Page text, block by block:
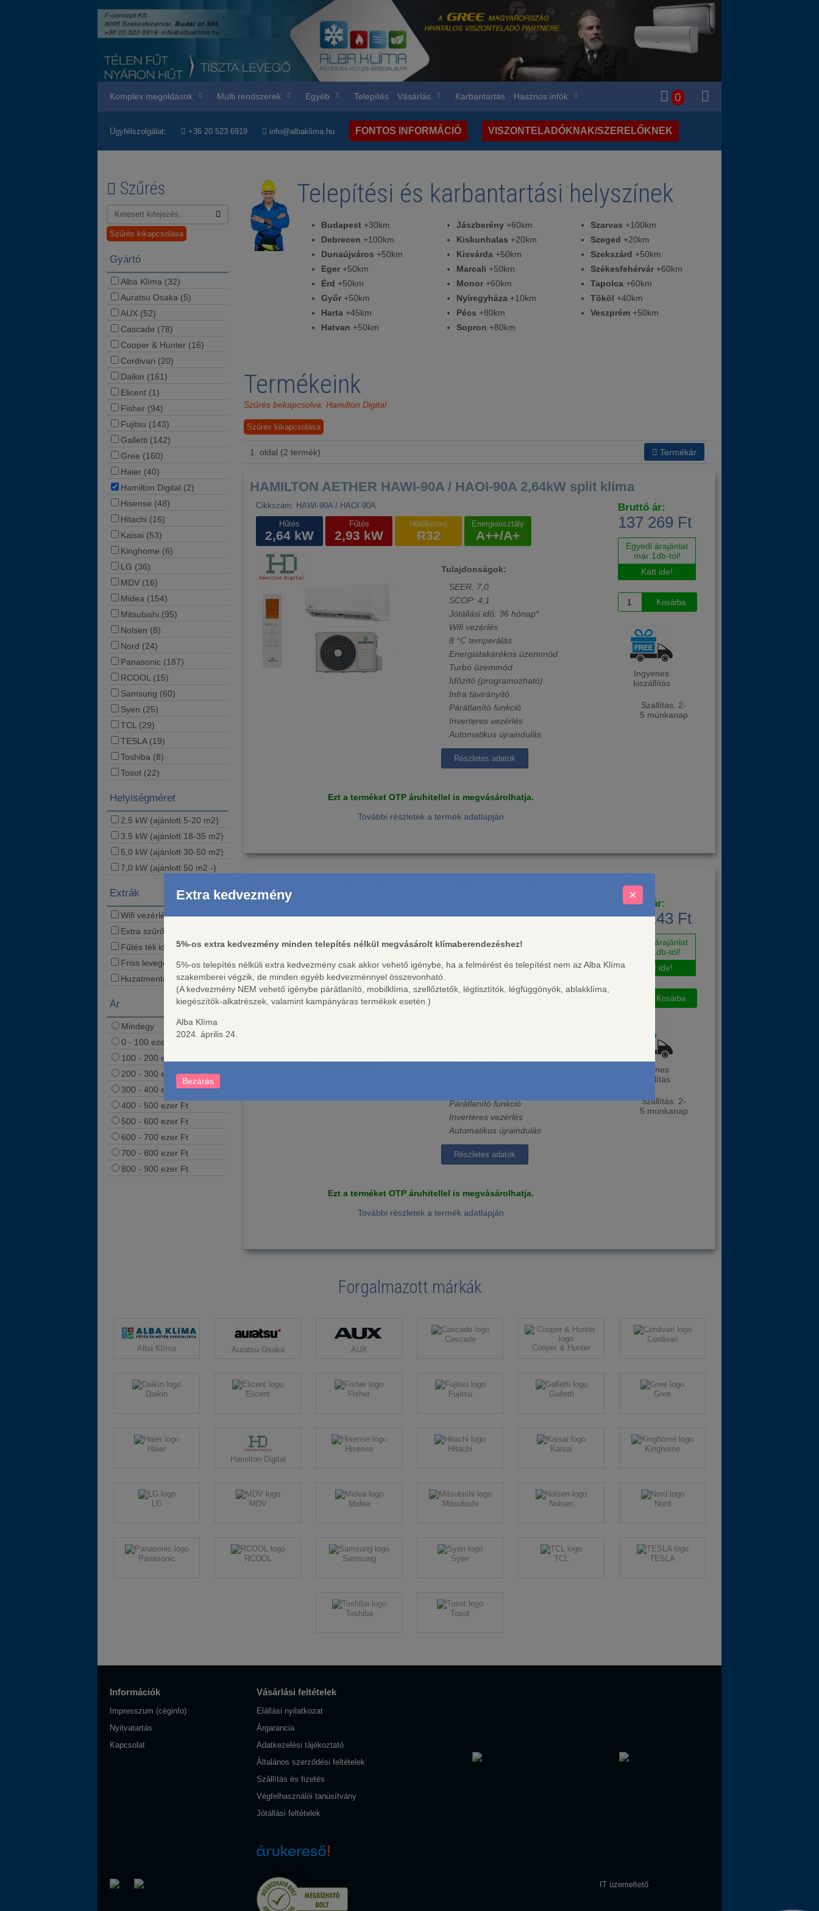
Komplex megoldások Multi rendszerek Egyéb Telepítés Vásárlás Karbantartás Hasznos infók 0
Ügyfélszolgálat: +36 20 523 6919 info@albaklima.hu FONTOS INFORMÁCIÓ VISZONTELADÓKNAK/SZERELŐKNEK
Szűrés
Szűrés kikapcsolása
Gyártó
Alba Klíma (32)
Auratsu Osaka (5)
AUX (52)
Cascade (78)
Cooper & Hunter (16)
Cordivari (20)
Daikin (161)
Elicent (1)
Fisher (94)
Fujitsu (143)
Galletti (142)
Gree (160)
Haier (40)
Hamilton Digital (2)
Hisense (48)
Hitachi (16)
Kaisai (53)
Kinghome (6)
LG (36)
MDV (16)
Midea (154)
Mitsubishi (95)
Nolsen (8)
Nord (24)
Panasonic (187)
RCOOL (15)
Samsung (60)
Syen (25)
TCL (29)
TESLA (19)
Toshiba (8)
Tosot (22)
Helyiségméret
2,5 kW (ajánlott 5-20 m2)
3,5 kW (ajánlott 18-35 m2)
5,0 kW (ajánlott 30-50 m2)
7,0 kW (ajánlott 50 m2 -)
Extrák
Wifi vezérlés
Extra szűrő
Fűtés téli időszakban
Friss levegős technológia
Huzatmentes technológia
Ár
Mindegy
0 - 100 ezer Ft
100 - 200 ezer Ft
200 - 300 ezer Ft
300 - 400 ezer Ft
400 - 500 ezer Ft
500 - 600 ezer Ft
600 - 700 ezer Ft
700 - 800 ezer Ft
800 - 900 ezer Ft
Telepítési és karbantartási helyszínek
Budapest +30km
Debrecen +100km
Dunaújváros +50km
Eger +50km
Érd +50km
Győr +50km
Harta +45km
Hatvan +50km
Jászberény +60km
Kiskunhalas +20km
Kisvárda +50km
Marcali +50km
Monor +60km
Nyíregyháza +10km
Pécs +80km
Sopron +80km
Szarvas +100km
Szeged +20km
Szekszárd +50km
Székesfehérvár +60km
Tapolca +60km
Tököl +40km
Veszprém +50km
Termékeink
Szűrés bekapcsolva: Hamilton Digital
Szűrés kikapcsolása
1. oldal (2 termék) Termékár
HAMILTON AETHER HAWI-90A / HAOI-90A 2,64kW split klíma
Cikkszám: HAWI-90A / HAOI-90A
Hűtés
2,64 kW
Fűtés
2,93 kW
Hűtőközeg
R32
Energiaosztály
A++/A+
Tulajdonságok:
SEER: 7,0
SCOP: 4,1
Jótállási idő: 36 hónap*
Wifi vezérlés
8 °C temperálás
Energiatakarékos üzemmód
Turbó üzemmód
Időzítő (programozható)
Infra távirányító
Párátlanító funkció
Inverteres vezérlés
Automatikus újraindulás
Részletes adatok
Ezt a terméket OTP áruhitellel is megvásárolhatja.
További részletek a termék adatlapján
Bruttó ár:
137 269 Ft
Egyedi árajánlat
már 1db-tól!
Katt ide!
Ingyenes
kiszállítás
Szállítás: 2-
5 munkanap
HAMILTON AETHER HAWI-120A / HAOI-120A 3,51kW split klíma
Cikkszám: HAWI-120A / HAOI-120A
Tulajdonságok:
SCOP: 4,1
Turbó üzemmód
Párátlanító funkció
Inverteres vezérlés
Automatikus újraindulás
Részletes adatok
Ezt a terméket OTP áruhitellel is megvásárolhatja.
További részletek a termék adatlapján
Bruttó ár:
145 143 Ft
Egyedi árajánlat
már 1db-tól!
Katt ide!
Ingyenes
kiszállítás
Szállítás: 2-
5 munkanap
Forgalmazott márkák
Alba Klíma Auratsu Osaka AUX
Cascade
Cooper & Hunter
Cordivari
Daikin Elicent Fisher Fujitsu Galletti Gree
Haier
Hamilton Digital
Hisense Hitachi Kaisai Kinghome
LG MDV Midea Mitsubishi Nolsen Nord
Panasonic RCOOL Samsung Syen TCL TESLA
Toshiba Tosot
Információk
Impresszum (céginfo)
Nyitvatartás
Kapcsolat
Vásárlási feltételek
Elállási nyilatkozat
Árgarancia
Adatkezelési tájékoztató
Általános szerződési feltételek
Szállítás és fizetés
Végfelhasználói tanúsítvány
Jótállási feltételek
IT üzemeltető
Extra kedvezmény ×
5%-os extra kedvezmény minden telepítés nélkül megvásárolt klímaberendezéshez!
5%-os telepítés nélküli extra kedvezmény csak akkor vehető igénybe, ha a felmérést és telepítést nem az Alba Klíma
szakemberei végzik, de minden egyéb kedvezménnyel összevonható.
(A kedvezmény NEM vehető igénybe párátlanító, mobilklíma, szellőztetők, légtisztítók, légfüggönyök, ablakklíma,
kiegészítők-alkatrészek, valamint kampányáras termékek esetén.)
Alba Klíma
2024. április 24.
Bezárás